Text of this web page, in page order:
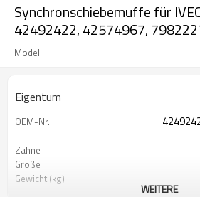
Synchronschiebemuffe für
42492422, 42574967,
Modell
Eigentum
OEM-Nr.
Zähne
Größe
Gewicht (kg)
WEITERE